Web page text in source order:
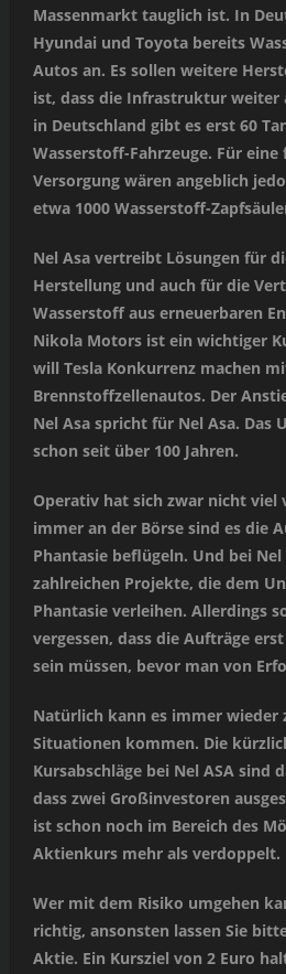
Massenmarkt tauglich ist. In
Hyundai und Toyota bereits
Autos an. Es sollen weitere
ist, dass die Infrastruktur weiter
in Deutschland gibt es erst 60
Wasserstoff-Fahrzeuge. Für
Versorgung wären angeblich
etwa 1000 Wasserstoff-
Nel Asa vertreibt Lösungen für
Herstellung und auch für die
Wasserstoff aus erneuerbaren
Nikola Motors ist ein wichtiger
will Tesla Konkurrenz machen
Brennstoffzellenautos. Der
Nel Asa spricht für Nel Asa. Das
schon seit über 100 Jahren.
Operativ hat sich zwar nicht viel
immer an der Börse sind es die
Phantasie beflügeln. Und bei Nel
zahlreichen Projekte, die dem
Phantasie verleihen. Allerdings
vergessen, dass die Aufträge
sein müssen, bevor man von
Natürlich kann es immer wieder
Situationen kommen. Die
Kursabschläge bei Nel ASA sind
dass zwei Großinvestoren
ist schon noch im Bereich des
Aktienkurs mehr als verdoppelt.
Wer mit dem Risiko umgehen
richtig, ansonsten lassen Sie
Aktie. Ein Kursziel von 2 Euro